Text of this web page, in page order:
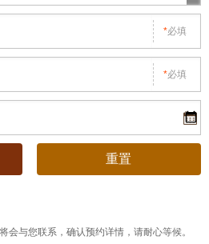
*必填
*必填
会与您联系，确认预约详情，请耐心等候。